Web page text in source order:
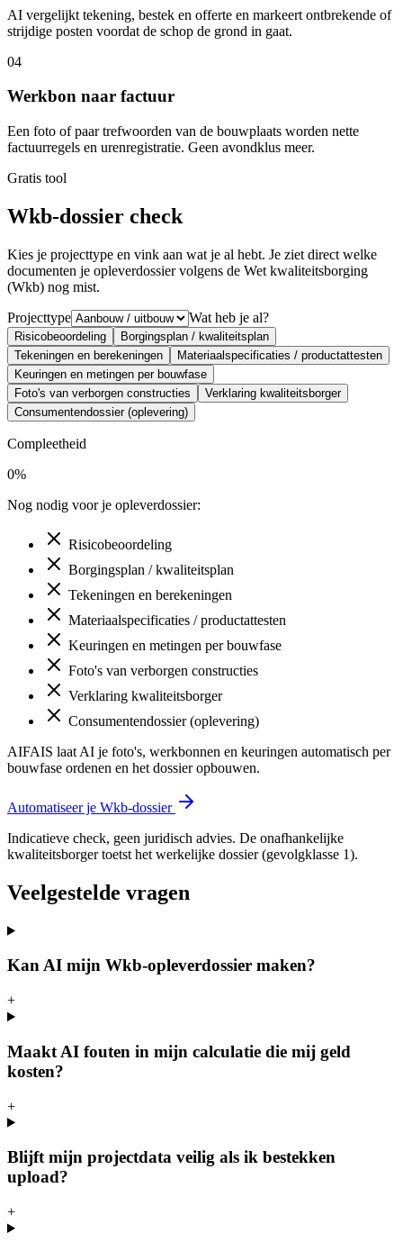
AI vergelijkt tekening, bestek en offerte en markeert ontbrekende of
strijdige posten voordat de schop de grond in gaat.
04
Werkbon naar factuur
Een foto of paar trefwoorden van de bouwplaats worden nette
factuurregels en urenregistratie. Geen avondklus meer.
Gratis tool
Wkb-dossier check
Kies je projecttype en vink aan wat je al hebt. Je ziet direct welke
documenten je opleverdossier volgens de Wet kwaliteitsborging
(Wkb) nog mist.
Projecttype
Wat heb je al?
Risicobeoordeling
Borgingsplan / kwaliteitsplan
Tekeningen en berekeningen
Materiaalspecificaties / productattesten
Keuringen en metingen per bouwfase
Foto's van verborgen constructies
Verklaring kwaliteitsborger
Consumentendossier (oplevering)
Compleetheid
0%
Nog nodig voor je opleverdossier:
Risicobeoordeling
Borgingsplan / kwaliteitsplan
Tekeningen en berekeningen
Materiaalspecificaties / productattesten
Keuringen en metingen per bouwfase
Foto's van verborgen constructies
Verklaring kwaliteitsborger
Consumentendossier (oplevering)
AIFAIS laat AI je foto's, werkbonnen en keuringen automatisch per
bouwfase ordenen en het dossier opbouwen.
Automatiseer je Wkb-dossier
Indicatieve check, geen juridisch advies. De onafhankelijke
kwaliteitsborger toetst het werkelijke dossier (gevolgklasse 1).
Veelgestelde vragen
Kan AI mijn Wkb-opleverdossier maken?
+
Maakt AI fouten in mijn calculatie die mij geld
kosten?
+
Blijft mijn projectdata veilig als ik bestekken
upload?
+